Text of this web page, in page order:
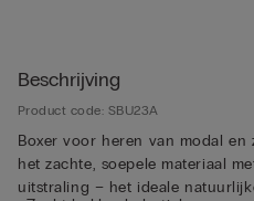
Beschrijving
Product code: SBU23A
Boxer voor heren van modal
het zachte, soepele materiaal
uitstraling – het ideale